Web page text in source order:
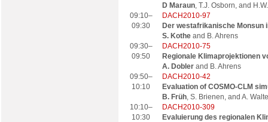
D Maraun , T.J. Osborn, and
09:10–
09:30
DACH2010-97
Der westafrikanische Monsun
S. Kothe and B. Ahrens
09:30–
09:50
DACH2010-75
Regionale Klimaprojektionen
A. Dobler and B. Ahrens
09:50–
10:10
DACH2010-42
Evaluation of COSMO-CLM
B. Früh , S. Brienen, and A.
10:10–
10:30
DACH2010-309
Evaluierung des regionalen